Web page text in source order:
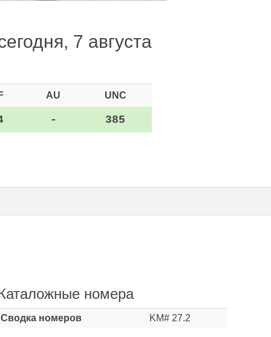
7 августа
AU UNC
- 385
номера
Сводка номеров KM# 27.2